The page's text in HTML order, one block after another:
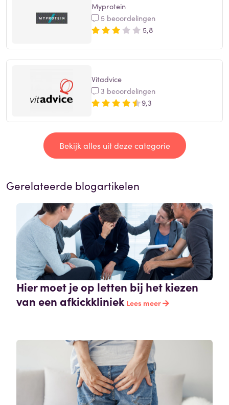
Myprotein
5 beoordelingen
5,8
Vitadvice
3 beoordelingen
9,3
Bekijk alles uit deze categorie
Gerelateerde blogartikelen
Hier moet je op letten bij het kiezen
van een afkickkliniek Lees meer